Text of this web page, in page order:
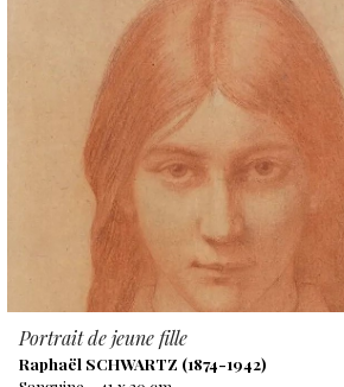
Portrait de jeune fille
Raphaël SCHWARTZ (1874-1942)